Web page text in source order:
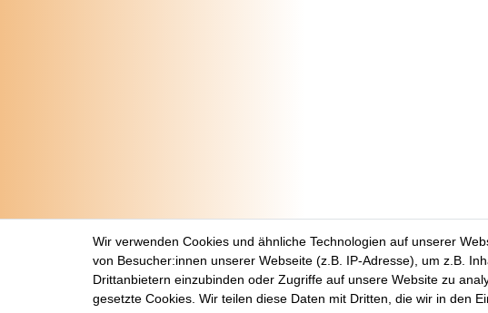
Wir verwenden Cookies und ähnliche Technologien auf unserer
von Besucher:innen unserer Webseite (z.B. IP-Adresse), um z.B.
Drittanbietern einzubinden oder Zugriffe auf unsere Website zu
gesetzte Cookies. Wir teilen diese Daten mit Dritten, die wir in den